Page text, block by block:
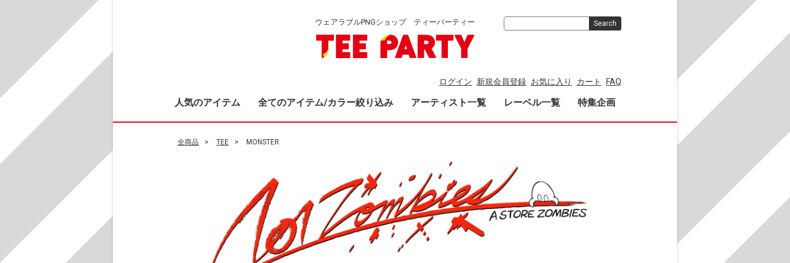
ウェアラブルPNGショップ ティーパーティー
ログイン 新規会員登録 お気に入り カート FAQ
人気のアイテム 全てのアイテム/カラー絞り込み アーティスト一覧 レーベル一覧 特集企画
Search
全商品 TEE MONSTER